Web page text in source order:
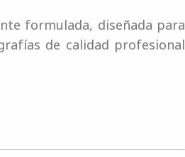
formulada, diseñada para
de calidad profesional